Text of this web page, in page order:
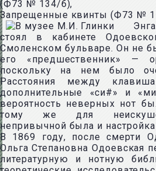
(Ф73 № 134/б),
Запрещенные квинты (Ф73 №
стоял в кабинете
Смоленском бульваре. Он не
его «предшественник» —
поскольку на нем было
Расстояния между
дополнительные «си#» и
вероятность неверных нот
тому же для
непривычной была и настройка
В 1869 году, после смерти
Ольга Степановна Одоевская
литературную и нотную